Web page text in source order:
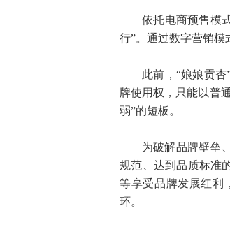
依托电商预售模
行”。通过数字营销模
此前，“娘娘贡
牌使用权，只能以普
弱”的短板。
为破解品牌壁垒
规范、达到品质标准
等享受品牌发展红利
环。